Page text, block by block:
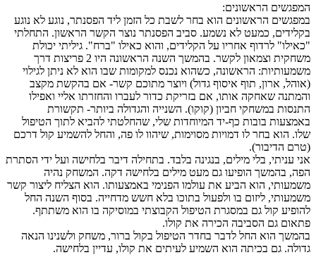
המפגשים הראשונים:
במפגשים הראשונים הוא בחר לשבת כל הזמן ליד הפסנתר, נוגע לא נוגע
בקלידים, כמעט לא נשמע. סביב הפסנתר נוצר הקשר הראשון. התחלתי
"כאילו" לרדוף אחריו על הקלידים, והוא כאילו "ברח". גיליתי יכולת
משחקית וצמאון לקשר. בהמשך השנה הראשונה היו 2 פריצות דרך
משמעותיות: הראשונה, כשהוא נכנס למקומות שבו הוא לא ניתן לגילוי
(אוהל, ארון, תוף איסוף גדול) ויוצר מתוכם קשר- אם בהקשת מקצב
והמתנה שאחקה אותו, אם בזריקת כדור לעברו והחזרתו אליי ואפילו
התנסות במשחקי חביון (קוקו). השנייה והגדולה ביותר- תקשורת
באמצעות בובות כף-יד המיוחדות שלי, שהחלטתי להביא לתוך הטיפול
שלו. הוא בחר לו דמויות מסוימות, שיהוו לו פה, והחל להשמיע קול דרכם
(טרם הדיבור).
אני עניתי, בלי מילים, בנגינה בלבד. בתחילה דיבר בלחישה ועל ידי הסתרת
הפה, בהמשך הופיעו גם מעט מילים בלחישה דקה. המשחק נהיה
משמעותי, הוא הביע את עולמו הפנימי באמצעותו. הוא הצליח ליצור קשר
משמעותי, ליזום בו ולפעול בתוכו בלא חשש מדחייה. בסוף השנה החל
להופיע קול גם במסגרת הטיפול הקבוצתי במוסיקה בו הוא משתתף.
פתאום גם הסביבה הכירה את קולו.
בהמשך הוא החל לדבר בחדר הטיפול בקול ברור, משחק ולשנינו הנאה
גדולה. גם בכיתה הוא השמיע לעיתים את קולו, עדיין בלחישה.